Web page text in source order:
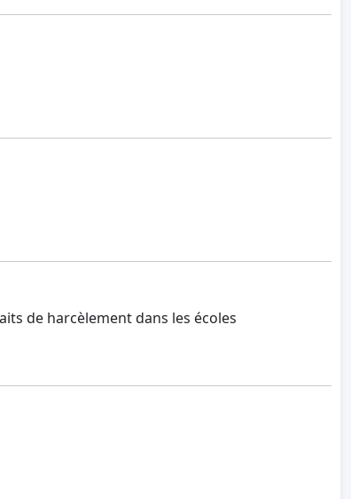
de harcèlement dans les écoles